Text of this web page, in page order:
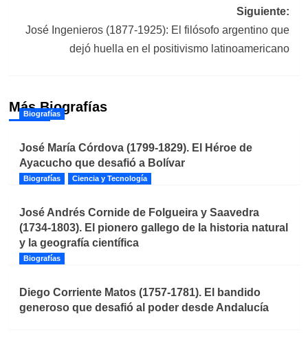
Siguiente:
José Ingenieros (1877-1925): El filósofo argentino que
dejó huella en el positivismo latinoamericano
Más Biografías
Biografías
José María Córdova (1799-1829). El Héroe de
Ayacucho que desafió a Bolívar
Biografías Ciencia y Tecnología
José Andrés Cornide de Folgueira y Saavedra
(1734-1803). El pionero gallego de la historia natural
y la geografía científica
Biografías
Diego Corriente Matos (1757-1781). El bandido
generoso que desafió al poder desde Andalucía